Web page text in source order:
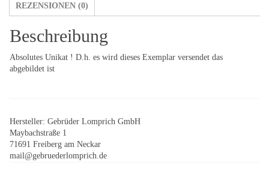
REZENSIONEN (0)
Beschreibung
Absolutes Unikat ! D.h. es wird dieses Exemplar versendet das
abgebildet ist
Hersteller: Gebrüder Lomprich GmbH
Maybachstraße 1
71691 Freiberg am Neckar
mail@gebruederlomprich.de